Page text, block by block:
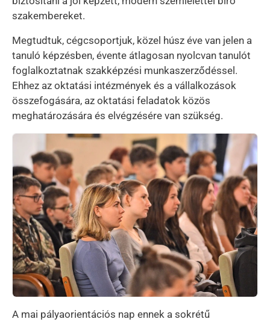
szakembereket.
Megtudtuk, cégcsoportjuk, közel húsz éve van jelen a
tanuló képzésben, évente átlagosan nyolcvan tanulót
foglalkoztatnak szakképzési munkaszerződéssel.
Ehhez az oktatási intézmények és a vállalkozások
összefogására, az oktatási feladatok közös
meghatározására és elvégzésére van szükség.
A mai pályaorientációs nap ennek a sokrétű